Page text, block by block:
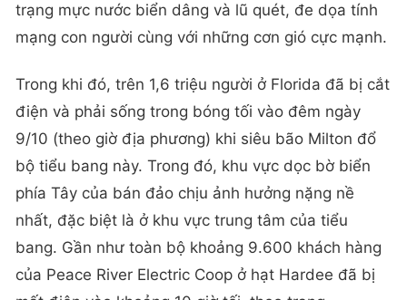
trạng mực nước biển dâng và lũ quét, đe dọa tính
mạng con người cùng với những cơn gió cực mạnh.
Trong khi đó, trên 1,6 triệu người ở Florida đã bị cắt
điện và phải sống trong bóng tối vào đêm ngày
9/10 (theo giờ địa phương) khi siêu bão Milton đổ
bộ tiểu bang này. Trong đó, khu vực dọc bờ biển
phía Tây của bán đảo chịu ảnh hưởng nặng nề
nhất, đặc biệt là ở khu vực trung tâm của tiểu
bang. Gần như toàn bộ khoảng 9.600 khách hàng
của Peace River Electric Coop ở hạt Hardee đã bị